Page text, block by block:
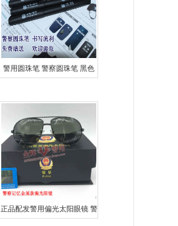
警用圆珠笔 警察圆珠笔 黑色
正品配发警用偏光太阳眼镜 警